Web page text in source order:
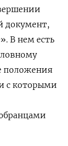
документ,
В нем есть
положения
с которыми